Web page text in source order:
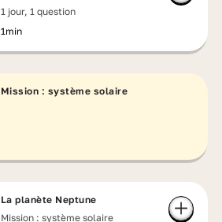
1 jour, 1 question
1min
Mission : système solaire
La planète Neptune
Mission : système solaire